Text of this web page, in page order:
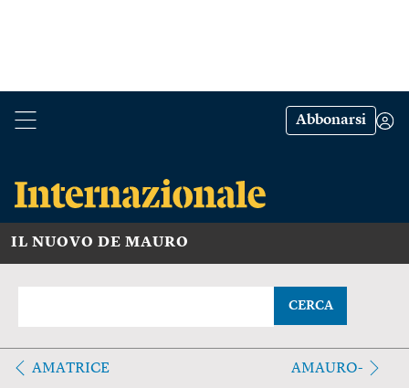
Abbonarsi
IL NUOVO DE MAURO
CERCA
AMATRICE AMAURO-